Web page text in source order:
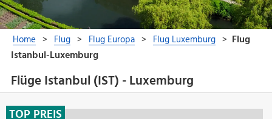
Flüge Istanbul (IST) - Luxemburg
TOP PREIS